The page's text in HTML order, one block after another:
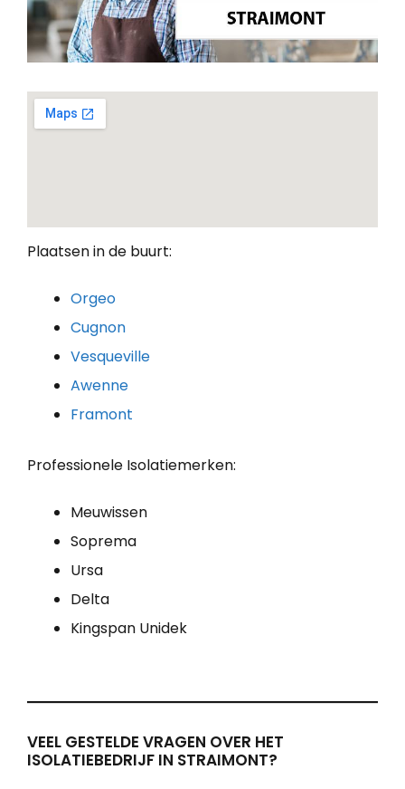
Plaatsen in de buurt:
Orgeo
Cugnon
Vesqueville
Awenne
Framont
Professionele Isolatiemerken:
Meuwissen
Soprema
Ursa
Delta
Kingspan Unidek
VEEL GESTELDE VRAGEN OVER HET
ISOLATIEBEDRIJF IN STRAIMONT?